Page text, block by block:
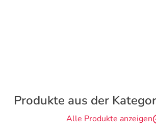
Produkte aus der
Alle Produkte anzeigen